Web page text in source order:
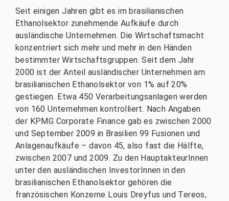
Seit einigen Jahren gibt es im brasilianischen
Ethanolsektor zunehmende Aufkäufe durch
ausländische Unternehmen. Die Wirtschaftsmacht
konzentriert sich mehr und mehr in den Händen
bestimmter Wirtschaftsgruppen. Seit dem Jahr
2000 ist der Anteil ausländischer Unternehmen am
brasilianischen Ethanolsektor von 1% auf 20%
gestiegen. Etwa 450 Verarbeitungsanlagen werden
von 160 Unternehmen kontrolliert. Nach Angaben
der KPMG Corporate Finance gab es zwischen 2000
und September 2009 in Brasilien 99 Fusionen und
Anlagenaufkäufe – davon 45, also fast die Hälfte,
zwischen 2007 und 2009. Zu den HauptakteurInnen
unter den ausländischen InvestorInnen in den
brasilianischen Ethanolsektor gehören die
französischen Konzerne Louis Dreyfus und Tereos,